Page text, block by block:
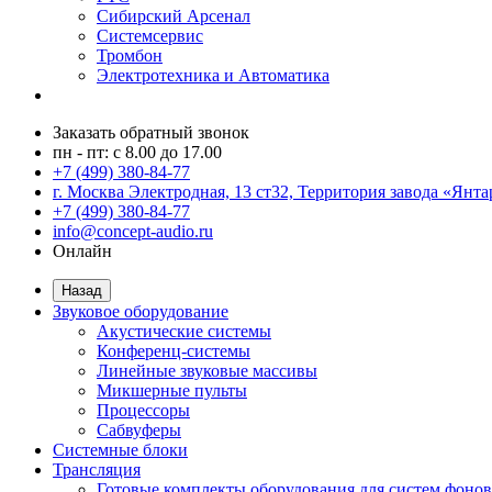
Сибирский Арсенал
Системсервис
Тромбон
Электротехника и Автоматика
Заказать обратный звонок
пн - пт: с 8.00 до 17.00
+7 (499) 380-84-77
г. Москва Электродная, 13 ст32, Территория завода
+7 (499) 380-84-77
info@concept-audio.ru
Онлайн
Назад
Звуковое оборудование
Акустические системы
Конференц-системы
Линейные звуковые массивы
Микшерные пульты
Процессоры
Сабвуферы
Системные блоки
Трансляция